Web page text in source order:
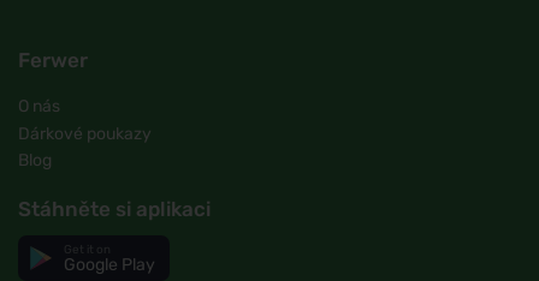
Ferwer
O nás
Dárkové poukazy
Blog
Stáhněte si aplikaci
Google Play